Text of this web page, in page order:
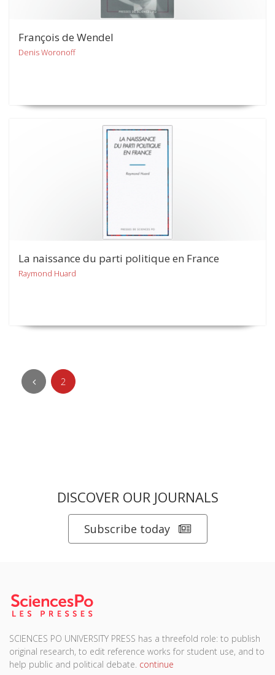
François de Wendel
Denis Woronoff
La naissance du parti politique en France
Raymond Huard
2
DISCOVER OUR JOURNALS
Subscribe today
SCIENCES PO UNIVERSITY PRESS has a threefold role: to publish
original research, to edit reference works for student use, and to
help public and political debate. continue